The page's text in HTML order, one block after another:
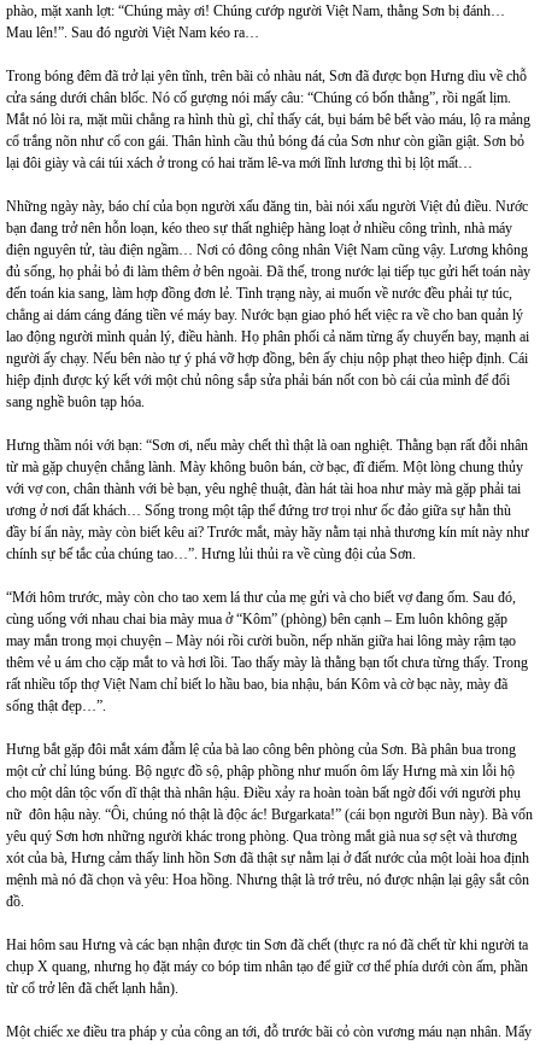
phào, mặt xanh lợt: “Chúng mày ơi! Chúng cướp người Việt Nam, thằng Sơn bị đánh…
Mau lên!”. Sau đó người Việt Nam kéo ra…
Trong bóng đêm đã trở lại yên tĩnh, trên bãi cỏ nhàu nát, Sơn đã được bọn Hưng dìu về chỗ
cửa sáng dưới chân blốc. Nó cố gượng nói mấy câu: “Chúng có bốn thằng”, rồi ngất lịm.
Mắt nó lòi ra, mặt mũi chẳng ra hình thù gì, chỉ thấy cát, bụi bám bê bết vào máu, lộ ra mảng
cổ trắng nõn như cổ con gái. Thân hình cầu thủ bóng đá của Sơn như còn giần giật. Sơn bỏ
lại đôi giày và cái túi xách ở trong có hai trăm lê-va mới lĩnh lương thì bị lột mất…
Những ngày này, báo chí của bọn người xấu đăng tin, bài nói xấu người Việt đủ điều. Nước
bạn đang trở nên hỗn loạn, kéo theo sự thất nghiệp hàng loạt ở nhiều công trình, nhà máy
điện nguyên tử, tàu điện ngầm… Nơi có đông công nhân Việt Nam cũng vậy. Lương không
đủ sống, họ phải bỏ đi làm thêm ở bên ngoài. Đã thế, trong nước lại tiếp tục gửi hết toán này
đến toán kia sang, làm hợp đồng đơn lẻ. Tình trạng này, ai muốn về nước đều phải tự túc,
chẳng ai dám cáng đáng tiền vé máy bay. Nước bạn giao phó hết việc ra về cho ban quản lý
lao động người mình quản lý, điều hành. Họ phân phối cả năm từng ấy chuyến bay, mạnh ai
người ấy chạy. Nếu bên nào tự ý phá vỡ hợp đồng, bên ấy chịu nộp phạt theo hiệp định. Cái
hiệp định được ký kết với một chủ nông sắp sửa phải bán nốt con bò cái của mình để đổi
sang nghề buôn tạp hóa.
Hưng thầm nói với bạn: “Sơn ơi, nếu mày chết thì thật là oan nghiệt. Thằng bạn rất đỗi nhân
từ mà gặp chuyện chẳng lành. Mày không buôn bán, cờ bạc, đĩ điếm. Một lòng chung thủy
với vợ con, chân thành với bè bạn, yêu nghệ thuật, đàn hát tài hoa như mày mà gặp phải tai
ương ở nơi đất khách… Sống trong một tập thể đứng trơ trọi như ốc đảo giữa sự hằn thù
đầy bí ẩn này, mày còn biết kêu ai? Trước mắt, mày hãy nằm tại nhà thương kín mít này như
chính sự bế tắc của chúng tao…”. Hưng lủi thủi ra về cùng đội của Sơn.
“Mới hôm trước, mày còn cho tao xem lá thư của mẹ gửi và cho biết vợ đang ốm. Sau đó,
cùng uống với nhau chai bia mày mua ở “Kôm” (phòng) bên cạnh – Em luôn không gặp
may mắn trong mọi chuyện – Mày nói rồi cười buồn, nếp nhăn giữa hai lông mày rậm tạo
thêm vẻ u ám cho cặp mắt to và hơi lồi. Tao thấy mày là thằng bạn tốt chưa từng thấy. Trong
rất nhiều tốp thợ Việt Nam chỉ biết lo hầu bao, bia nhậu, bán Kôm và cờ bạc này, mày đã
sống thật đẹp…”.
Hưng bắt gặp đôi mắt xám đẫm lệ của bà lao công bên phòng của Sơn. Bà phân bua trong
một cử chỉ lúng búng. Bộ ngực đồ sộ, phập phồng như muốn ôm lấy Hưng mà xin lỗi hộ
cho một dân tộc vốn dĩ thật thà nhân hậu. Điều xảy ra hoàn toàn bất ngờ đối với người phụ
nữ đôn hậu này. “Ôi, chúng nó thật là độc ác! Bưgarkata!” (cái bọn người Bun này). Bà vốn
yêu quý Sơn hơn những người khác trong phòng. Qua tròng mắt già nua sợ sệt và thương
xót của bà, Hưng cảm thấy linh hồn Sơn đã thật sự nằm lại ở đất nước của một loài hoa định
mệnh mà nó đã chọn và yêu: Hoa hồng. Nhưng thật là trớ trêu, nó được nhận lại gậy sắt côn
đồ.
Hai hôm sau Hưng và các bạn nhận được tin Sơn đã chết (thực ra nó đã chết từ khi người ta
chụp X quang, nhưng họ đặt máy co bóp tim nhân tạo để giữ cơ thể phía dưới còn ấm, phần
từ cổ trở lên đã chết lạnh hẳn).
Một chiếc xe điều tra pháp y của công an tới, đỗ trước bãi cỏ còn vương máu nạn nhân. Mấy